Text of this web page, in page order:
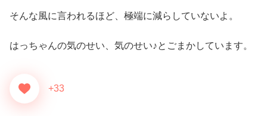
そんな風に言われるほど、極端に減らしていないよ。
はっちゃんの気のせい、気のせい♪とごまかしています。
+33